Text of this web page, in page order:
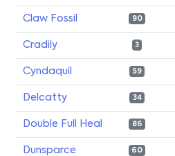
Claw Fossil 90
Cradily 3
Cyndaquil 59
Delcatty 34
Double Full Heal 86
Dunsparce 60